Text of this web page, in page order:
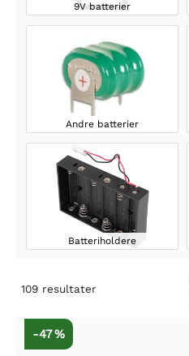
9V batterier
Andre batterier
Batteriholdere
109 resultater
-47 %